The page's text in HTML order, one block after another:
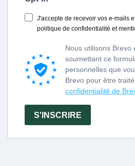
Unter der Leitung der Familie
Comte Louis de Lauriston in
besten
dazu Cidre, Poiré und
Comte
Aus Äpfeln und beigemischten
Jahrgänge eine einmalige